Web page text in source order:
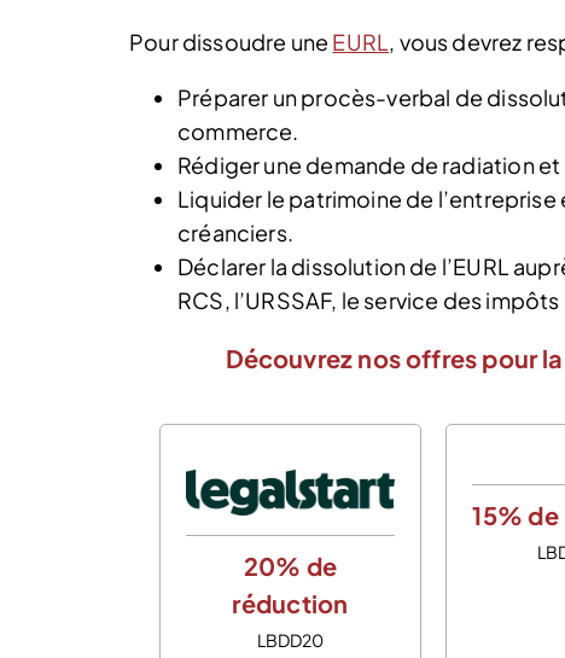
Pour dissoudre une EURL, vous devrez
Préparer un procès-verbal de
commerce.
Rédiger une demande de radiation
Liquider le patrimoine de
créanciers.
Déclarer la dissolution de l’EURL
RCS, l’URSSAF, le service des impôts
Découvrez nos offres pour
20% de
réduction
LBDD20
15%